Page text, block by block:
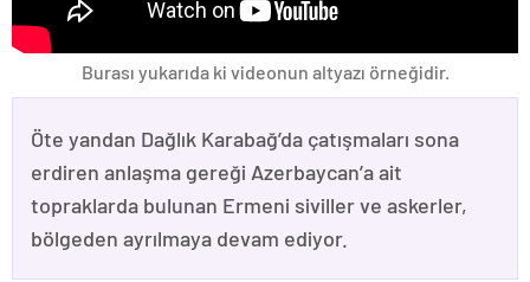
Burası yukarıda ki videonun altyazı örneğidir.
Öte yandan Dağlık Karabağ’da çatışmaları sona
erdiren anlaşma gereği Azerbaycan’a ait
topraklarda bulunan Ermeni siviller ve askerler,
bölgeden ayrılmaya devam ediyor.